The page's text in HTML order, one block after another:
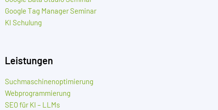
Google Tag Manager Seminar
KI Schulung
Leistungen
Suchmaschinenoptimierung
Webprogrammierung
SEO für KI – LLMs